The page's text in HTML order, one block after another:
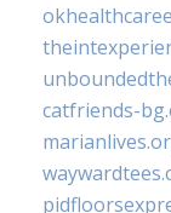
catfriends-